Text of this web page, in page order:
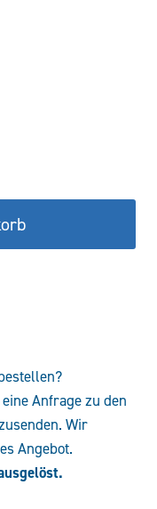
Anfrage zu den
Wir
Angebot.